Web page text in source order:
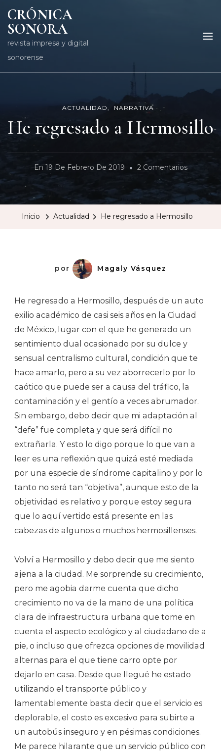
CRÓNICA
SONORA
revista impresa y digital
sonorense
ACTUALIDAD NARRATIVA
He regresado a Hermosillo
En 19 De Febrero De 2019 2 ComentariosEn
He
Inicio Actualidad He regresado a Hermosillo
por Magaly Vásquez
He regresado a Hermosillo, después de un auto
exilio académico de casi seis años en la Ciudad
de México, lugar con el que he generado un
sentimiento dual ocasionado por su dulce y
sensual centralismo cultural, condición que te
hace amarlo, pero a su vez aborrecerlo por lo
caótico que puede ser a causa del tráfico, la
contaminación y el gentío a veces abrumador.
Sin embargo, debo decir que mi adaptación al
“defe” fue completa y que será difícil no
extrañarla. Y esto lo digo porque lo que van a
leer es una reflexión que quizá esté mediada
por una especie de síndrome capitalino y por lo
tanto no será tan “objetiva”, aunque esto de la
objetividad es relativo y porque estoy segura
que lo aquí vertido está presente en las
cabezas de algunos o muchos hermosillenses.
Volví a Hermosillo y debo decir que me siento
ajena a la ciudad. Me sorprende su crecimiento,
pero me agobia darme cuenta que dicho
crecimiento no va de la mano de una política
clara de infraestructura urbana que tome en
cuenta el aspecto ecológico y al ciudadano de a
pie, o incluso que ofrezca opciones de movilidad
alternas para el que tiene carro opte por
dejarlo en casa. Desde que llegué he estado
utilizando el transporte público y
lamentablemente basta decir que el servicio es
deplorable, el costo es excesivo para subirte a
un autobús inseguro y en pésimas condiciones.
Me parece hilarante que un servicio público con